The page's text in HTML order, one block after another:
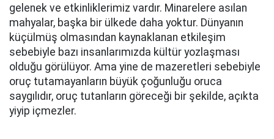
gelenek ve etkinliklerimiz vardır. Minarelere asılan
mahyalar, başka bir ülkede daha yoktur. Dünyanın
küçülmüş olmasından kaynaklanan etkileşim
sebebiyle bazı insanlarımızda kültür yozlaşması
olduğu görülüyor. Ama yine de mazeretleri sebebiyle
oruç tutamayanların büyük çoğunluğu oruca
saygılıdır, oruç tutanların göreceği bir şekilde, açıkta
yiyip içmezler.